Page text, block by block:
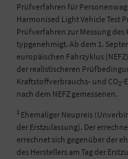
Prüfverfahren für
Harmonised Light Vehicle Test
Prüfverfahren zur Messung
typgenehmigt. Ab dem 1.
europäischen Fahrzyklus
der realistischeren
Kraftstoffverbrauchs- und CO2-
nach dem NEFZ gemessenen.
1 Ehemaliger Neupreis
der Erstzulassung). Der
errechnet sich gegenüber der
des Herstellers am Tag der